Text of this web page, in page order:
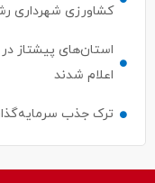
کشاورزی شهرداری
استان‌های پیشتاز
اعلام شدند
ترک جذب